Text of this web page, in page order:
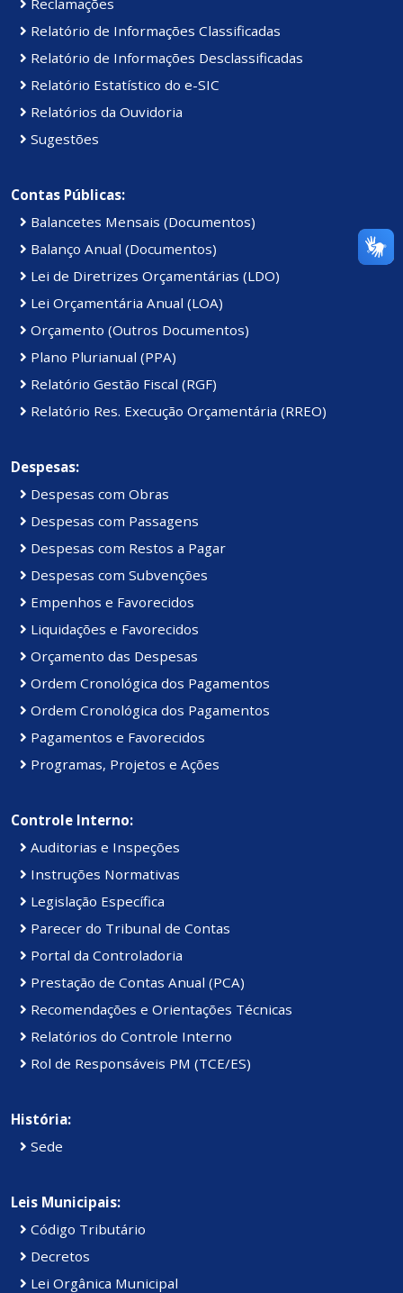
Relatório de Informações Classificadas
Relatório de Informações Desclassificadas
Relatório Estatístico do e-SIC
Relatórios da Ouvidoria
Sugestões
Contas Públicas:
Balancetes Mensais (Documentos)
Balanço Anual (Documentos)
Lei de Diretrizes Orçamentárias (LDO)
Lei Orçamentária Anual (LOA)
Orçamento (Outros Documentos)
Plano Plurianual (PPA)
Relatório Gestão Fiscal (RGF)
Relatório Res. Execução Orçamentária (RREO)
Despesas:
Despesas com Obras
Despesas com Passagens
Despesas com Restos a Pagar
Despesas com Subvenções
Empenhos e Favorecidos
Liquidações e Favorecidos
Orçamento das Despesas
Ordem Cronológica dos Pagamentos
Ordem Cronológica dos Pagamentos
Pagamentos e Favorecidos
Programas, Projetos e Ações
Controle Interno:
Auditorias e Inspeções
Instruções Normativas
Legislação Específica
Parecer do Tribunal de Contas
Portal da Controladoria
Prestação de Contas Anual (PCA)
Recomendações e Orientações Técnicas
Relatórios do Controle Interno
Rol de Responsáveis PM (TCE/ES)
História:
Sede
Leis Municipais:
Código Tributário
Decretos
Lei Orgânica Municipal